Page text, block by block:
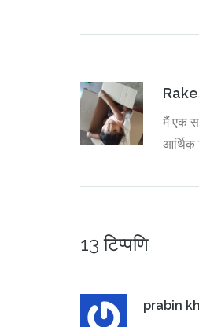
मैं एक
आर्थिक
13 टिप्पणि
prabin